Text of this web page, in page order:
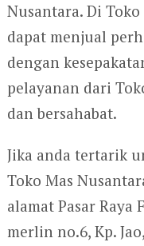
Nusantara. Di
dapat menjual
dengan
pelayanan dari
dan bersahabat.
Jika anda tertarik
Toko Mas
alamat Pasar Raya
merlin no.6, Kp.